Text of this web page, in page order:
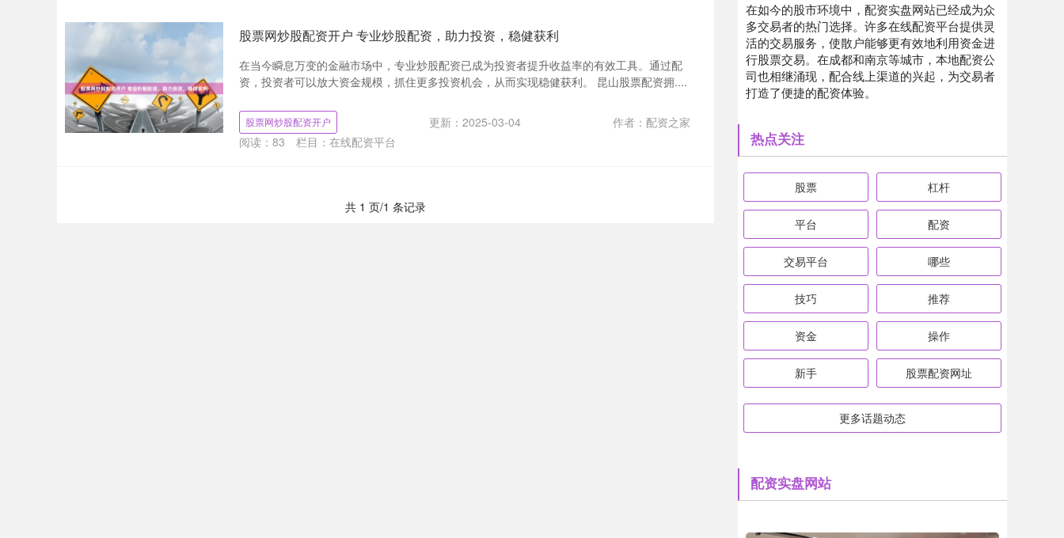
股票网炒股配资开户 专业炒股配资，助力投资，稳健获利
在当今瞬息万变的金融市场中，专业炒股配资已成为投资者提升收益率的有效工具。通过配
资，投资者可以放大资金规模，抓住更多投资机会，从而实现稳健获利。 昆山股票配资拥....
股票网炒股配资开户 更新：2025-03-04
作者：配资之家
阅读： 83 栏目： 在线配资平台
共 1 页/1 条记录
在如今的股市环境中，配资实盘网站已经成为众
多交易者的热门选择。许多在线配资平台提供灵
活的交易服务，使散户能够更有效地利用资金进
行股票交易。在成都和南京等城市，本地配资公
司也相继涌现，配合线上渠道的兴起，为交易者
打造了便捷的配资体验。
热点关注
股票 杠杆
平台 配资
交易平台 哪些
技巧 推荐
资金 操作
新手 股票配资网址
更多话题动态
配资实盘网站